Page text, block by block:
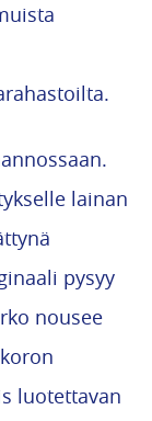
lainan
pysyy
nousee
luotettavan